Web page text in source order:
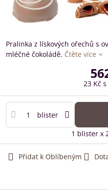
Pralinka z lískových ořechů s
mléčné čokoládě. Čtěte více
23 Kč s
blister
1 blister x
Přidat k Oblíbeným